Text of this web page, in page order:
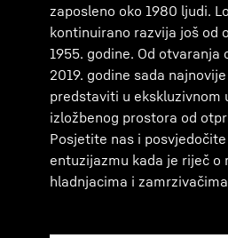
zaposleno oko 1980 ljudi.
kontinuirano razvija još od
1955. godine. Od otvaranja
2019. godine sada
predstaviti u ekskluzivnom
izložbenog prostora od
Posjetite nas i
entuzijazmu kada je riječ o
hladnjacima i